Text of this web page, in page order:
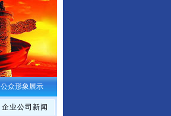
公众形象展示
企业公司新闻